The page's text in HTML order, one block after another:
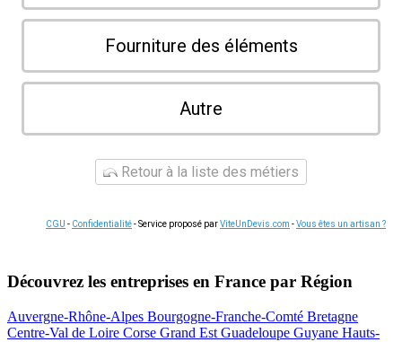
Fourniture des éléments
Autre
Retour à la liste des métiers
CGU - Confidentialité- Service proposé parViteUnDevis.com -Vous êtes un artisan ?
Découvrez les entreprises en France par Région
Auvergne-Rhône-Alpes Bourgogne-Franche-Comté Bretagne
Centre-Val de Loire Corse Grand Est Guadeloupe Guyane Hauts-